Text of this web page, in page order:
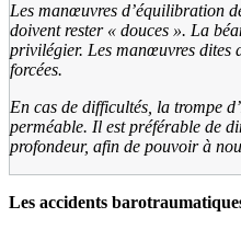
Les manœuvres d’équilibration
doivent rester « douces ». La
privilégier. Les manœuvres dites
forcées.
En cas de difficultés, la trompe
perméable. Il est préférable de
profondeur, afin de pouvoir à
Les accidents